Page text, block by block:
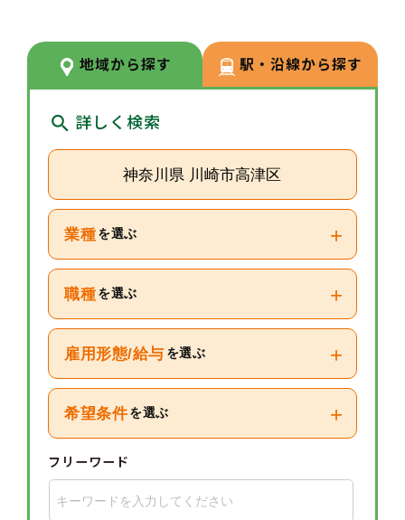
を後押し】入社日から有給付与、
特別休暇も多数あり、有給連続取
得や失効分の積立も可能で、長期
ます。
地域から探す 駅・沿線から探す
詳しく検索
神奈川県 川崎市高津区
業種 を選ぶ +
職種 を選ぶ +
雇用形態/給与 を選ぶ +
希望条件 を選ぶ +
フリーワード